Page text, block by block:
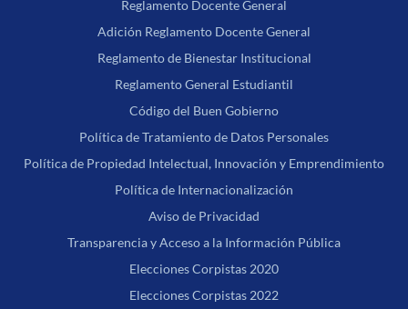
Reglamento Docente General
Adición Reglamento Docente General
Reglamento de Bienestar Institucional
Reglamento General Estudiantil
Código del Buen Gobierno
Política de Tratamiento de Datos Personales
Política de Propiedad Intelectual, Innovación y Emprendimiento
Política de Internacionalización
Aviso de Privacidad
Transparencia y Acceso a la Información Pública
Elecciones Corpistas 2020
Elecciones Corpistas 2022